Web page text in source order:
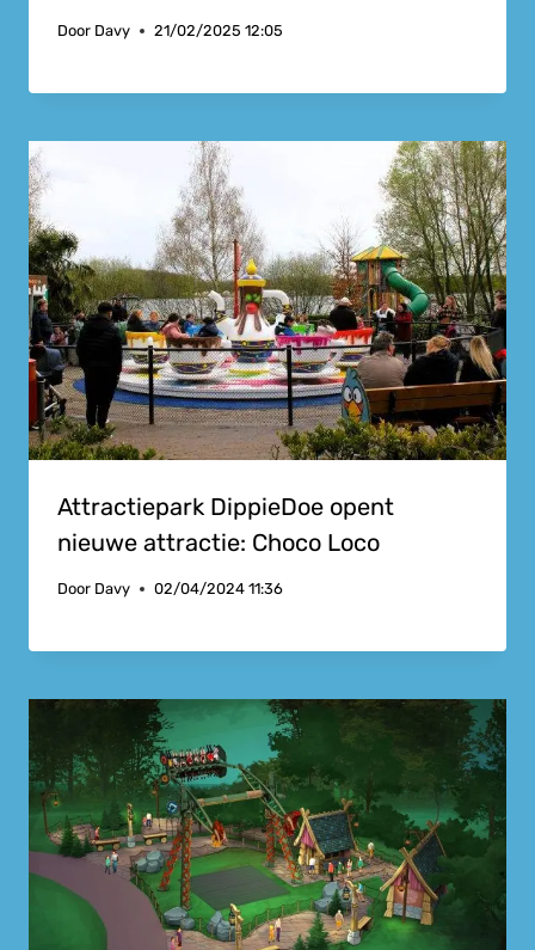
Door Davy 21/02/2025 12:05
Attractiepark DippieDoe opent
nieuwe attractie: Choco Loco
Door Davy 02/04/2024 11:36